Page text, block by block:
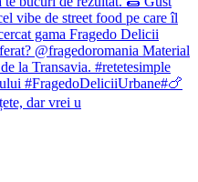
dar vrei u